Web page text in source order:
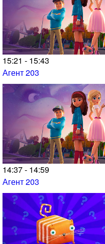
15:21 - 15:43
Агент 203
14:37 - 14:59
Агент 203